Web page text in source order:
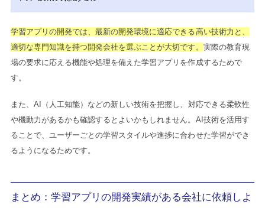
学習アプリの開発では、最新の開発環境に適応できる高い技術力と、
適切な専門知識を持つ開発会社を選ぶことが大切です。 実際の教育現
場の要求に応える機能や処理を備えた学習アプリを作成するためで
す。
また、AI（人工知能）などの新しい技術を把握し、対応できる柔軟性
や機動力があるかも確認するとよいかもしれません。AI技術を活用す
ることで、ユーザーごとの学習スタイルや進捗に合わせた学習ができ
るようになるためです。
まとめ：学習アプリの開発実績がある会社に依頼しよ